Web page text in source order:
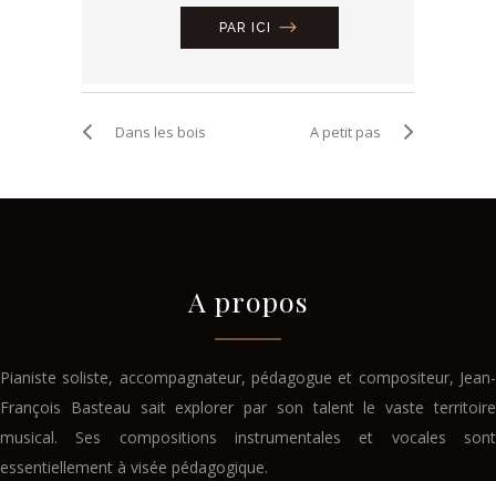
PAR ICI
Dans les bois A petit pas
A propos
Pianiste soliste, accompagnateur, pédagogue et compositeur, Jean-
François Basteau sait explorer par son talent le vaste territoire
musical. Ses compositions instrumentales et vocales sont
essentiellement à visée pédagogique.